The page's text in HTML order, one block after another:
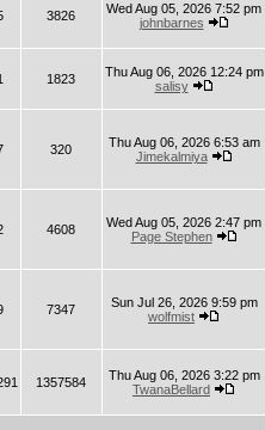
3826
Wed Aug 05, 2026 7:52 pm
johnbarnes
1823
Thu Aug 06, 2026 12:24 pm
salisy
320
Thu Aug 06, 2026 6:53 am
Jimekalmiya
4608
Wed Aug 05, 2026 2:47 pm
Page Stephen
7347
Sun Jul 26, 2026 9:59 pm
wolfmist
1357584
Thu Aug 06, 2026 3:22 pm
TwanaBellard